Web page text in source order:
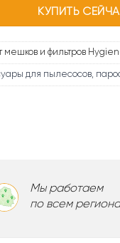
КУПИТЬ
мешков и фильтров
для пылесосов,
Мы работаем
по всем